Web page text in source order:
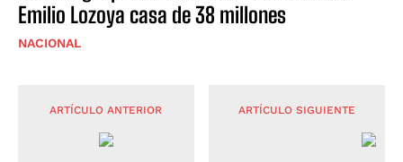
Emilio Lozoya casa de 38 millones
NACIONAL
ARTÍCULO ANTERIOR ARTÍCULO SIGUIENTE